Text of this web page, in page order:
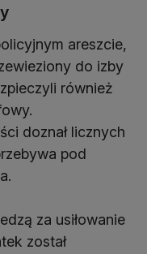
areszcie,
do izby
również
doznał licznych
pod
za usiłowanie
został